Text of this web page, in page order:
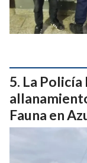
La
Fauna en